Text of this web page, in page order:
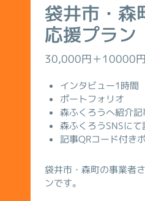
袋井市・森
応援プラン
30,000円＋10000
インタビュー1時間
ポートフォリオ
森ふくろうへ紹介記
森ふくろうSNSに
記事QRコード付き
袋井市・森町の事業者
ンです。